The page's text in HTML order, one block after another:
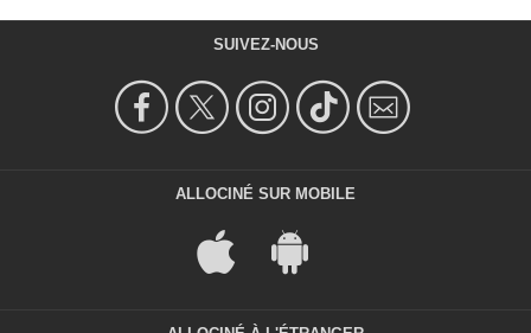
SUIVEZ-NOUS
ALLOCINÉ SUR MOBILE